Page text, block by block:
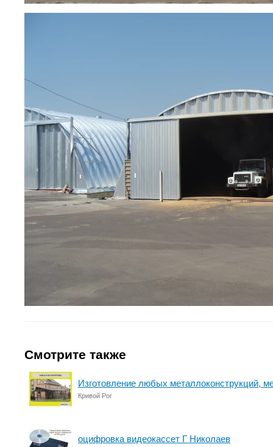
Смотрите также
Изготовление любых металлоконструкций,
Кривой Рог
оцифровка видеокассет Г Николаев